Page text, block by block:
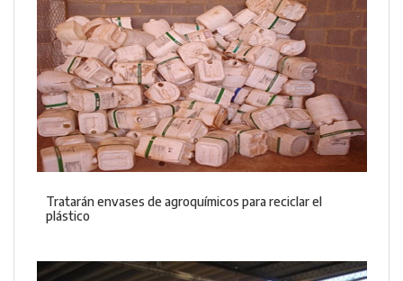
Tratarán envases de agroquímicos para reciclar el
plástico